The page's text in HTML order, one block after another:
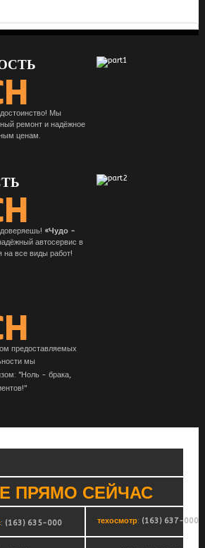
Мы
ремонт и надёжное
ценам.
«Чудо -
автосервис в
на все виды работ!
предоставляемых
мы
"Ноль - брака,
ПРЯМО СЕЙЧАС
: (163) 635-000 техосмотр: (163) 637-000